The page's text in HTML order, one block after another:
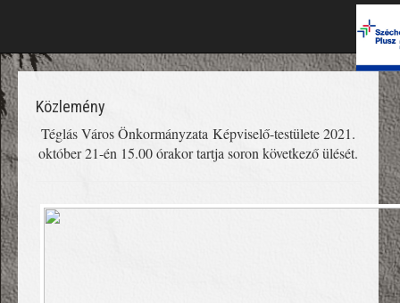
Közlemény
Téglás Város Önkormányzata Képviselő-testülete 2021.
október 21-én 15.00 órakor tartja soron következő ülését.